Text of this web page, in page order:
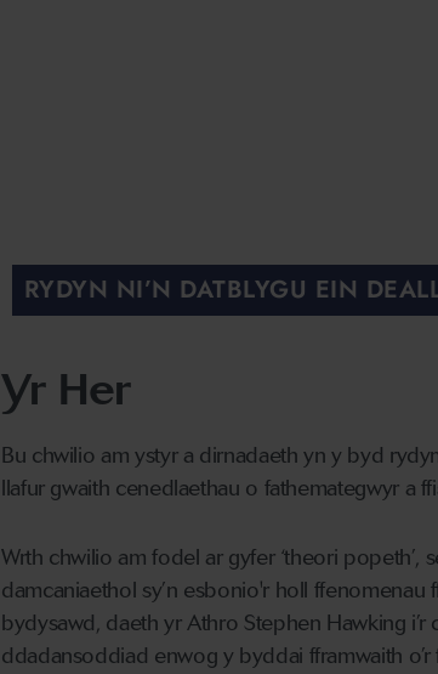
RYDYN NI’N DATBLYGU EIN
Yr Her
Bu chwilio am ystyr a dirnadaeth yn y byd
llafur gwaith cenedlaethau o fathemategwyr a
Wrth chwilio am fodel ar gyfer ‘theori popeth’,
damcaniaethol sy’n esbonio'r holl ffenomenau
bydysawd, daeth yr Athro Stephen Hawking i’r
ddadansoddiad enwog y byddai fframwaith o’r